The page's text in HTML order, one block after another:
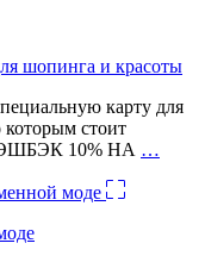
шопинга и красоты
карту для
стоит
10% НА …